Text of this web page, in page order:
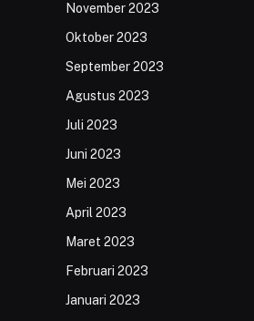
November 2023
Oktober 2023
September 2023
Agustus 2023
Juli 2023
Juni 2023
Mei 2023
April 2023
Maret 2023
Februari 2023
Januari 2023